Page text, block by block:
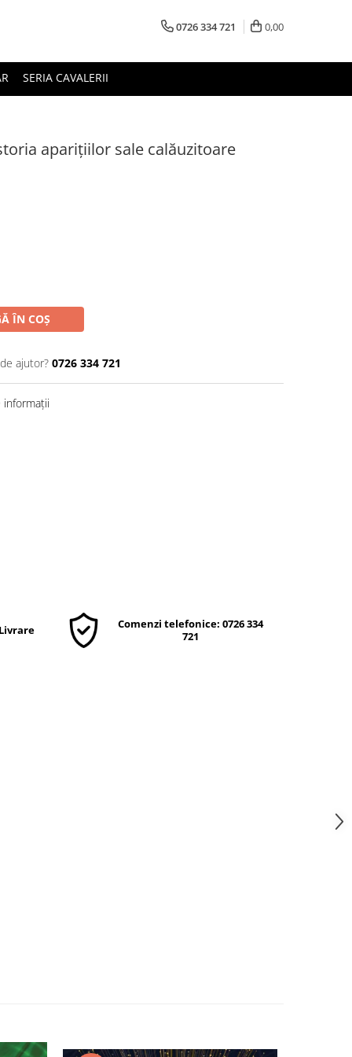
0726 334 721 0,00
SERIA CAVALERII
aparițiilor sale calăuzitoare
ÎN COȘ
ajutor? 0726 334 721
informații
Comenzi telefonice: 0726 334
721